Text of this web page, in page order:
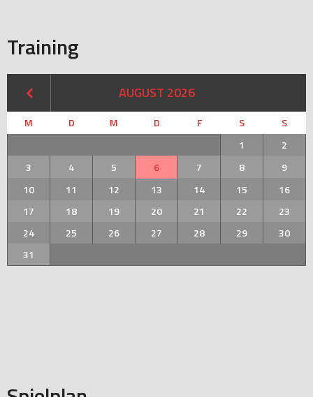
Training
AUGUST 2026
M D M D F S
S
1
2
3
4 5 6 7 8
9
10
11 12 13 14 15
16
17
18 19 20 21 22
23
24
25 26 27 28 29
30
31